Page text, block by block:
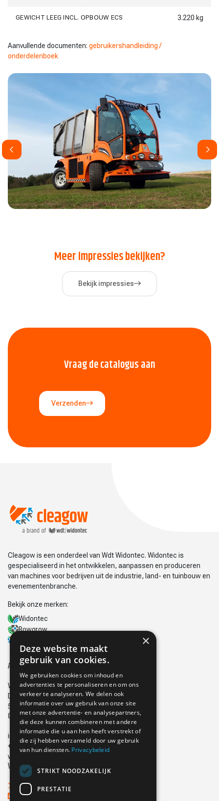
GEWICHT LEEG INCL. OPBOUW ECS 3.220 kg
Aanvullende documenten: gebruikershandleiding /
onderdelenboek
Meer impressies bekijken?
Bekijk impressies
Vraag de catalogus aan
Verzenden
Cleagow is een onderdeel van Wdt Widontec. Widontec is
gespecialiseerd in het ontwikkelen, aanpassen en produceren
van machines voor bedrijven uit de industrie, land- en tuinbouw en
evenementenbranche.
Bekijk onze merken:
Widontec
Rowgrow
Adres
Widontec
Doornhoek 3760
5465 TA, Veghel
Contact
info@widontec.nl
+31 (0)413 379180
www.widontec.nl
Volg ons op
Twitter
Linkedin
×
Deze website maakt
gebruik van cookies.
We gebruiken cookies om inhoud en
advertenties te personaliseren en om ons
verkeer te analyseren. We delen ook
informatie over uw gebruik van onze site
met onze advertentie- en analysepartners,
die deze kunnen combineren met andere
informatie die u aan hen heeft verstrekt of
die zij hebben verzameld door uw gebruik
van hun diensten. Privacybeleid
STRIKT NOODZAKELIJK
PRESTATIE